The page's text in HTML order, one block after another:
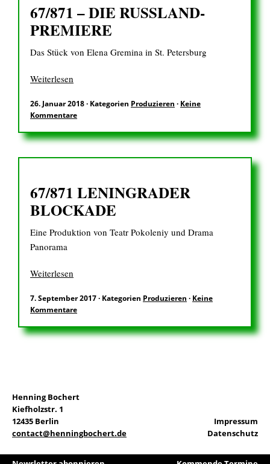
67/871 – DIE RUSSLAND-
PREMIERE
Das Stück von Elena Gremina in St. Petersburg
Weiterlesen
26. Januar 2018· Kategorien Produzieren · Keine
Kommentare
67/871 LENINGRADER
BLOCKADE
Eine Produktion von Teatr Pokoleniy und Drama
Panorama
Weiterlesen
7. September 2017· Kategorien Produzieren · Keine
Kommentare
Henning Bochert
Kiefholzstr. 1
12435 Berlin
contact@henningbochert.de
Impressum
Datenschutz